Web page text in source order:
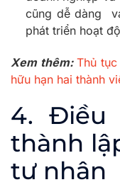
cũng dễ dàng
phát triển hoạt
Xem thêm: Thủ
hữu hạn hai thành
4. Điều
thành
tư nhân